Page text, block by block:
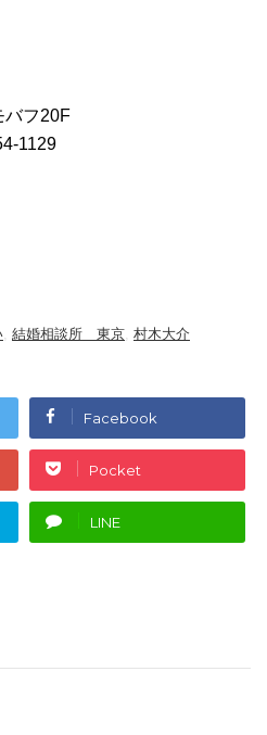
フ20F
1129
, 結婚相談所 東京, 村木大介
Facebook
Pocket
LINE